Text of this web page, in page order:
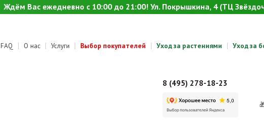
Ждём Вас ежедневно с 10:00 до 21:00! Ул. Покрышкина, 4 (ТЦ
FAQ О нас Услуги Выбор покупателей Уход за растениями Уход за
8 (495) 278-18-23